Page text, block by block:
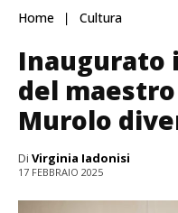
Home Cultura
Inaugurato
del
Murolo
Di Virginia Iadonisi
17 FEBBRAIO 2025